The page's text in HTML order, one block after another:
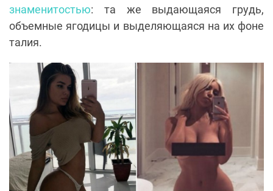
знаменитостью: та же выдающаяся грудь,
объемные ягодицы и выделяющаяся на их фоне
талия.